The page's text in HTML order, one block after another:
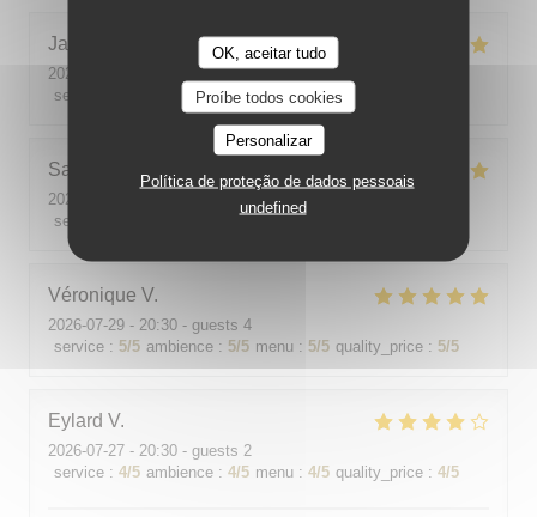
OK, aceitar tudo
Proíbe todos cookies
Personalizar
Política de proteção de dados pessoais
undefined
Jackie
2026-07-31
- 19:00 - guests 2
service
ambience: 5/5 menu: 5/5 quality_price
Sabine
2026-08-01
service
/5 menu:
Véronique V
2026-07-29 - 20:30 - guests 4
service : 5/5 ambience : 5/5 menu : 5/5 quality_price : 5/5
Eylard V
2026-07-27 - 20:30 - guests 2
service : 4/5 ambience : 4/5 menu : 4/5 quality_price : 4/5